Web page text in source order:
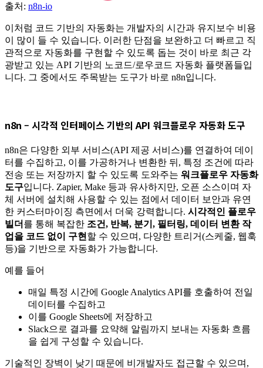
출처: n8n-io
이처럼 코드 기반의 자동화는 개발자의 시간과 유지보수 비용
이 많이 들 수 있습니다. 이러한 단점을 보완하고 더 빠르고 직
관적으로 자동화를 구현할 수 있도록 돕는 것이 바로 최근 각
광받고 있는 API 기반의 노코드/로우코드 자동화 플랫폼들입
니다. 그 중에서도 주목받는 도구가 바로 n8n입니다.
n8n – 시각적 인터페이스 기반의 API 워크플로우 자동화 도구
n8n은 다양한 외부 서비스(API 제공 서비스)를 연결하여 데이
터를 수집하고, 이를 가공하거나 변환한 뒤, 특정 조건에 따라
전송 또는 저장까지 할 수 있도록 도와주는 워크플로우 자동화
도구입니다. Zapier, Make 등과 유사하지만, 오픈 소스이며 자
체 서버에 설치해 사용할 수 있는 점에서 데이터 보안과 유연
한 커스터마이징 측면에서 더욱 강력합니다. 시각적인 플로우
빌더 를 통해 복잡한 조건, 반복, 분기, 필터링, 데이터 변환 작
업을 코드 없이 구현 할 수 있으며, 다양한 트리거(스케줄, 웹훅
등)을 기반으로 자동화가 가능합니다.
예를 들어
매일 특정 시간에 Google Analytics API를 호출하여 전일
데이터를 수집하고
이를 Google Sheets에 저장하고
Slack으로 결과를 요약해 알림까지 보내는 자동화 흐름
을 쉽게 구성할 수 있습니다.
기술적인 장벽이 낮기 때문에 비개발자도 접근할 수 있으며,